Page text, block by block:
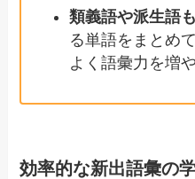
類義語や派生語
る単語をまとめ
よく語彙力を増
効率的な新出語彙の